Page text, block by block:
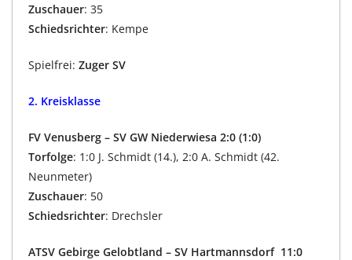
Zuschauer: 35
Schiedsrichter: Kempe
Spielfrei: Zuger SV
2. Kreisklasse
FV Venusberg – SV GW Niederwiesa 2:0 (1:0)
Torfolge: 1:0 J. Schmidt (14.), 2:0 A. Schmidt (42.
Neunmeter)
Zuschauer: 50
Schiedsrichter: Drechsler
ATSV Gebirge Gelobtland – SV Hartmannsdorf 11:0